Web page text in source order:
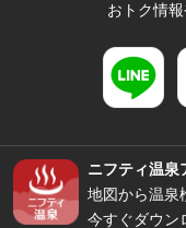
おトク情
ニフティ温泉
地図から温泉
今すぐダウン